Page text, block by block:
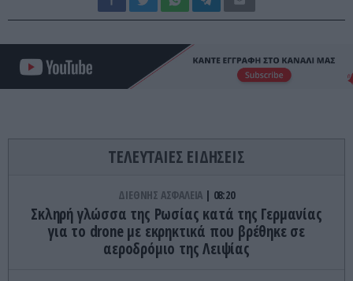
ΤΕΛΕΥΤΑΙΕΣ ΕΙΔΗΣΕΙΣ
ΔΙΕΘΝΗΣ ΑΣΦΑΛΕΙΑ 08:20
Σκληρή γλώσσα της Ρωσίας κατά της Γερμανίας
για το drone με εκρηκτικά που βρέθηκε σε
αεροδρόμιο της Λειψίας